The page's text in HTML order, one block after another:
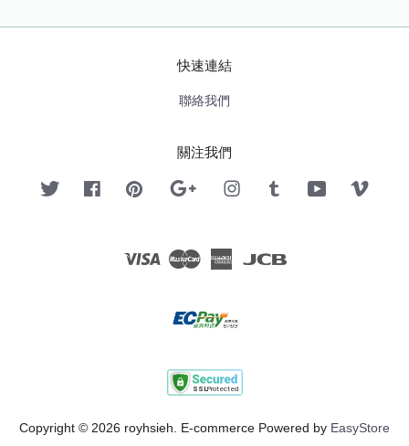
快速連結
聯絡我們
關注我們
Twitter FacebookPinterest Google InstagramTumblr YouTube
Visa Master American
Copyright © 2026 royhsieh. E-commerce Powered by EasyStore